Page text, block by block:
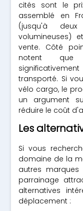
cités sont le
assemblé en
(jusqu'à
volumineuses)
vente. Côté
notent que
transporté. Si
vélo cargo, le
un argument
réduire le coût
Les
Si vous
domaine de la
autres
parrainage
alternatives
déplacement :